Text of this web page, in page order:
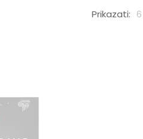
Prikazati: 6